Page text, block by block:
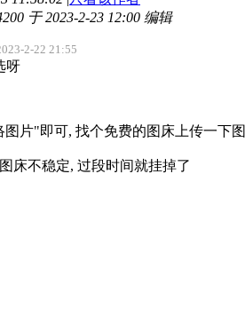
于 2023-2-23 12:00 编辑
2-22 21:55
呀
片"即可, 找个免费的图床上传一下
床不稳定, 过段时间就挂掉了